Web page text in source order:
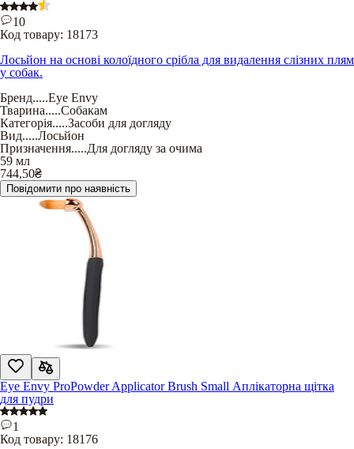
10
Код товару: 18173
Лосьйон на основі колоїдного срібла для видалення слізних плям
у собак.
Бренд.....Eye Envy
Тварина.....Собакам
Категорія.....Засоби для догляду
Вид.....Лосьйон
Призначення.....Для догляду за очима
59 мл
744,50₴
Повідомити про наявність
Eye Envy ProPowder Applicator Brush Small Аплікаторна щітка
для пудри
1
Код товару: 18176